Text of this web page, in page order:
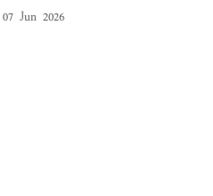
07 Jun 2026